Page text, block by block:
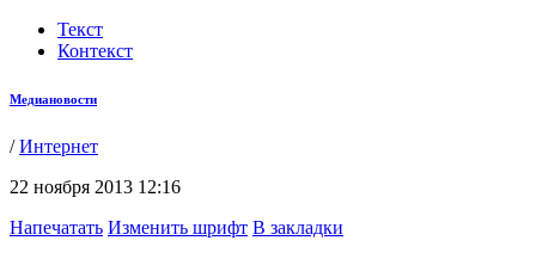
Текст
Контекст
Медиановости
/Интернет
22 ноября 2013 12:16
Напечатать Изменить шрифт В закладки